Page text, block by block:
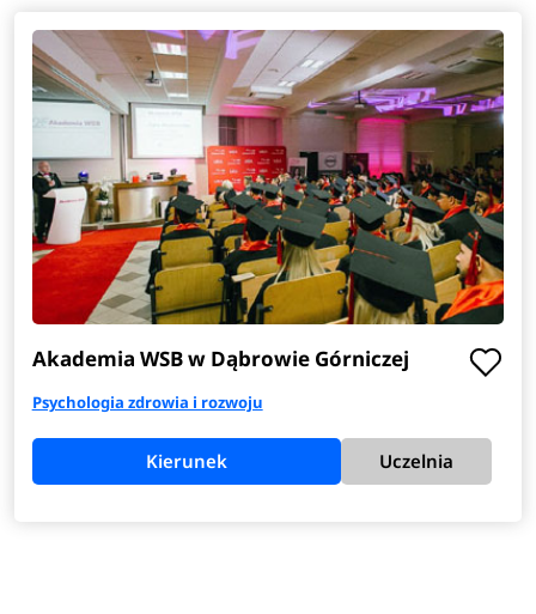
Akademia WSB w Dąbrowie Górniczej
Psychologia zdrowia i rozwoju
Kierunek Uczelnia